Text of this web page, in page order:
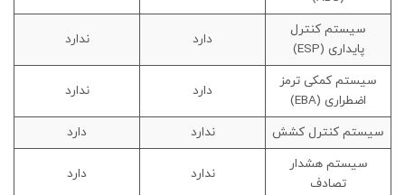
سیستم کنترل
پایداری (ESP)
دارد ندارد
سیستم کمکی ترمز
اضطراری (EBA)
دارد ندارد
سیستم کنترل کشش ندارد
دارد
سیستم هشدار
تصادف
ندارد دارد